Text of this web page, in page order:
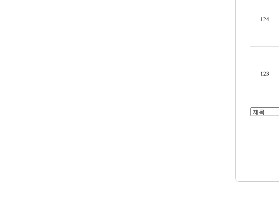
124
123